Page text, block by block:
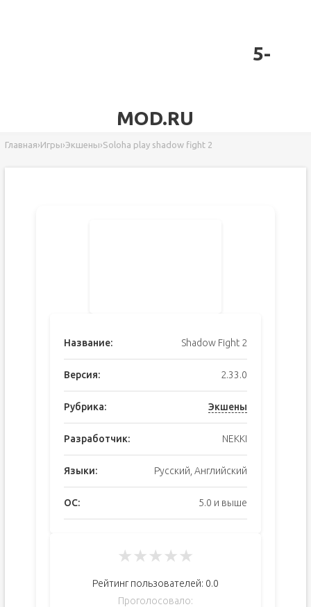
5-
MOD.RU
Главная›Игры›Экшены›Soloha play shadow fight 2
Название: Shadow Fight 2
Версия: 2.33.0
Рубрика: Экшены
Разработчик: NEKKI
Языки: Русский, Английский
ОС: 5.0 и выше
★★★★★
Рейтинг пользователей: 0.0
Проголосовало: